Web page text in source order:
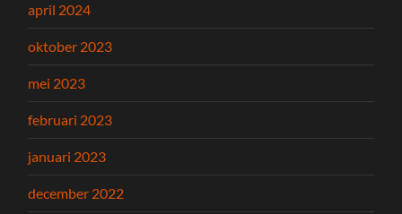
april 2024
oktober 2023
mei 2023
februari 2023
januari 2023
december 2022